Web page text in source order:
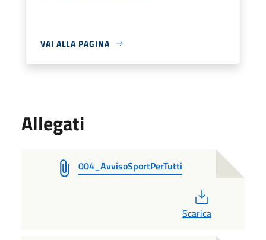
VAI ALLA PAGINA
Allegati
004_AvvisoSportPerTutti
Scarica